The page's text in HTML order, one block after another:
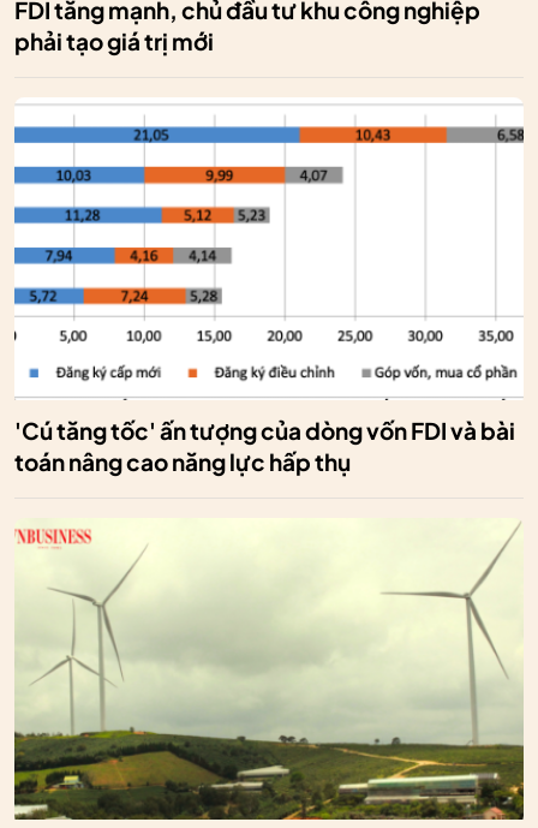
FDI tăng mạnh, chủ đầu tư khu công nghiệp
phải tạo giá trị mới
'Cú tăng tốc' ấn tượng của dòng vốn FDI và bài
toán nâng cao năng lực hấp thụ